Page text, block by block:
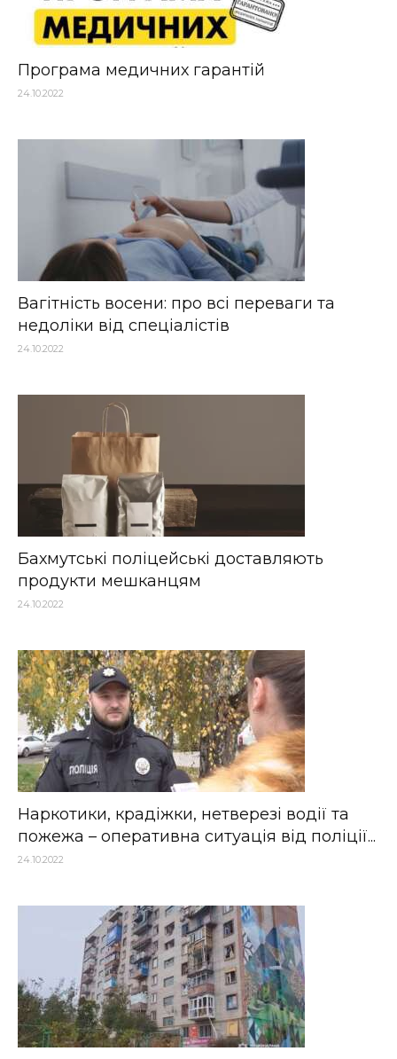
Програма медичних гарантій
24.10.2022
Вагітність восени: про всі переваги та
недоліки від спеціалістів
24.10.2022
Бахмутські поліцейські доставляють
продукти мешканцям
24.10.2022
Наркотики, крадіжки, нетверезі водії та
пожежа – оперативна ситуація від поліції...
24.10.2022